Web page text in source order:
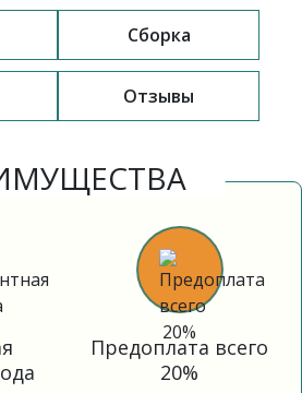
Сборка
Отзывы
Предоплата всего
20%